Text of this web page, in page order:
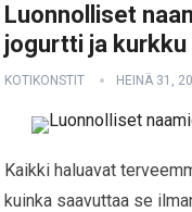
Luonnolliset
jogurtti ja kurkku
KOTIKONSTIT HEINÄ 31,
Kaikki haluavat
kuinka saavuttaa se